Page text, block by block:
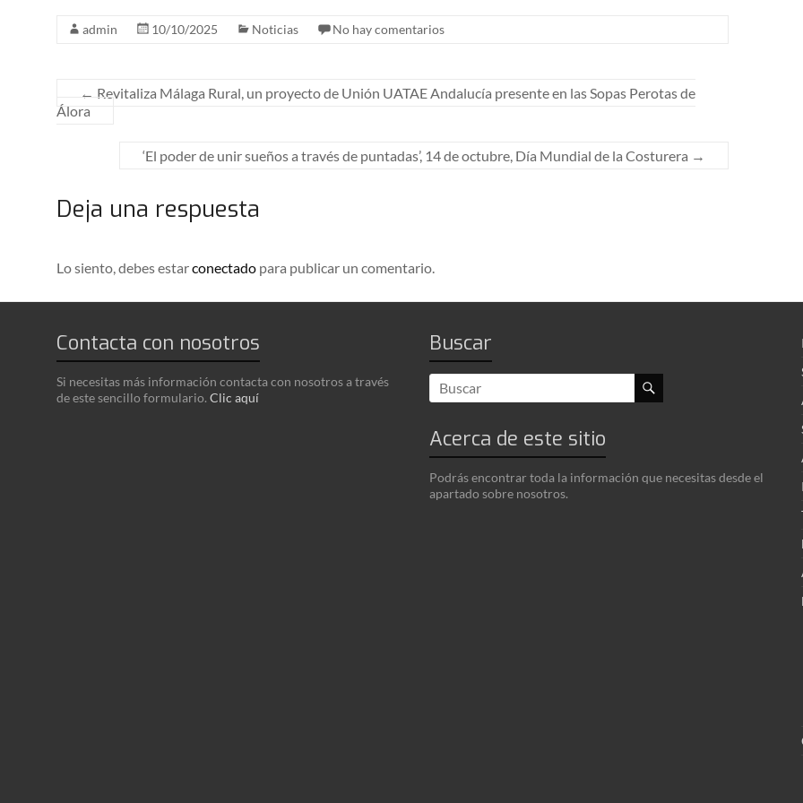
admin 10/10/2025 Noticias No hay comentarios
← Revitaliza Málaga Rural, un proyecto de Unión UATAE Andalucía presente en las Sopas Perotas de
Álora
‘El poder de unir sueños a través de puntadas’, 14 de octubre, Día Mundial de la Costurera →
Deja una respuesta
Lo siento, debes estarconectado para publicar un comentario.
Contacta con nosotros
Si necesitas más información contacta con nosotros a través
de este sencillo formulario. Clic aquí
Buscar
Acerca de este sitio
Podrás encontrar toda la información que necesitas desde el
apartado sobre nosotros.